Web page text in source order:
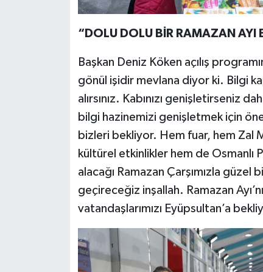
“DOLU DOLU BİR RAMAZAN AYI
Başkan Deniz Köken açılış
gönül işidir mevlana diyor ki. Bilgi
alırsınız. Kabınızı genişletirseniz
bilgi hazinemizi genişletmek için
bizleri bekliyor. Hem fuar, hem Zal
kültürel etkinlikler hem de Osmanlı
alacağı Ramazan Çarşımızla güzel
geçireceğiz inşallah. Ramazan
vatandaşlarımızı Eyüpsultan’a